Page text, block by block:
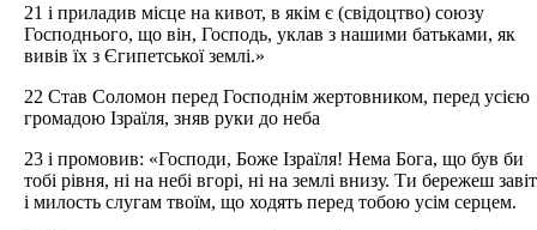
21 і приладив місце на кивот, в якім є (свідоцтво) союзу
Господнього, що він, Господь, уклав з нашими батьками, як
вивів їх з Єгипетської землі.»
22 Став Соломон перед Господнім жертовником, перед усією
громадою Ізраїля, зняв руки до неба
23 і промовив: «Господи, Боже Ізраїля! Нема Бога, що був би
тобі рівня, ні на небі вгорі, ні на землі внизу. Ти бережеш завіт
і милость слугам твоїм, що ходять перед тобою усім серцем.